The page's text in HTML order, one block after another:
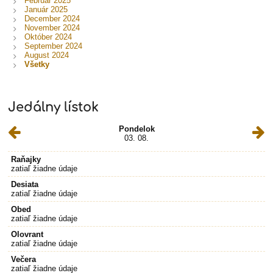
Január 2025
December 2024
November 2024
Október 2024
September 2024
August 2024
Všetky
Jedálny lístok
Pondelok
03. 08.
Raňajky
zatiaľ žiadne údaje
Desiata
zatiaľ žiadne údaje
Obed
zatiaľ žiadne údaje
Olovrant
zatiaľ žiadne údaje
Večera
zatiaľ žiadne údaje